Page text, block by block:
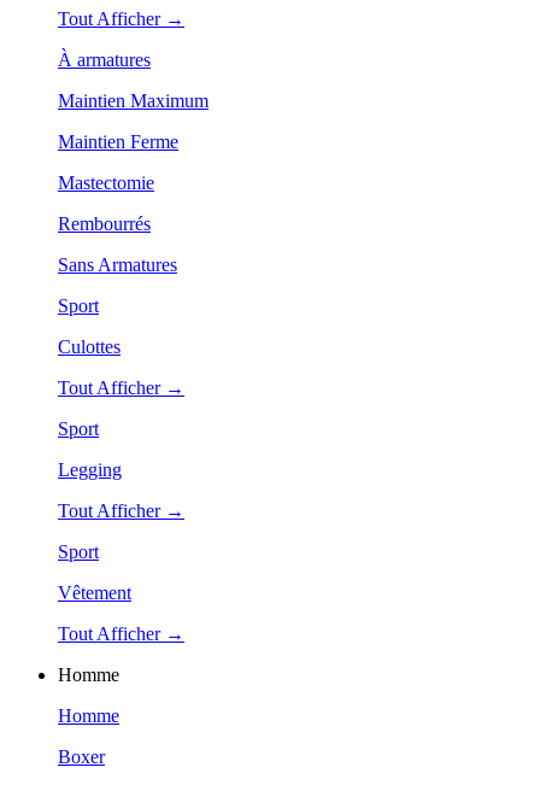
Tout Afficher →
À armatures
Maintien Maximum
Maintien Ferme
Mastectomie
Rembourrés
Sans Armatures
Sport
Culottes
Tout Afficher →
Sport
Legging
Tout Afficher →
Sport
Vêtement
Tout Afficher →
Homme
Homme
Boxer